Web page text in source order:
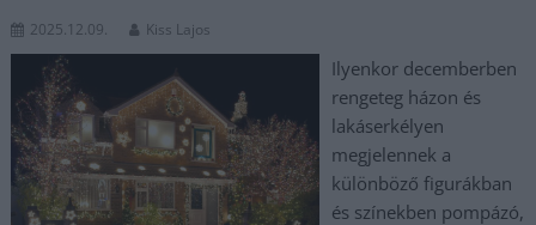
2025.12.09. Kiss Lajos
Ilyenkor decemberben
rengeteg házon és
lakáserkélyen
megjelennek a
különböző figurákban
és színekben pompázó,